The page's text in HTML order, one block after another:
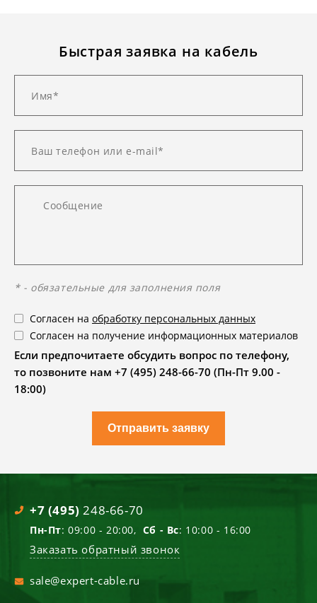
Быстрая заявка на кабель
* - обязательные для заполнения поля
Согласен на обработку персональных данных
Согласен на получение информационных материалов
Если предпочитаете обсудить вопрос по телефону,
то позвоните нам +7 (495) 248-66-70 (Пн-Пт 9.00 -
18:00)
Отправить заявку
+7 (495) 248-66-70
Пн-Пт: 09:00 - 20:00, Сб - Вс: 10:00 - 16:00
Заказать обратный звонок
sale@expert-cable.ru